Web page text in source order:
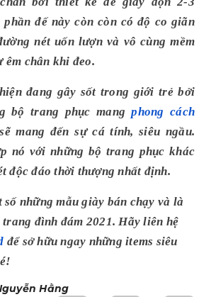
đế này còn còn có độ co giãn
nét uốn lượn và vô cùng mềm
êm chân khi đeo.
đang gây sốt trong giới trẻ bởi
bộ trang phục mangphong cách
mang đến sự cá tính, siêu ngầu.
nó với những bộ trang phục khác
độc đáo thời thượng nhất định.
số những mẫu giày bán chạy và là
đình đám 2021. Hãy liên hệ
để sở hữu ngay những items siêu
Hằng